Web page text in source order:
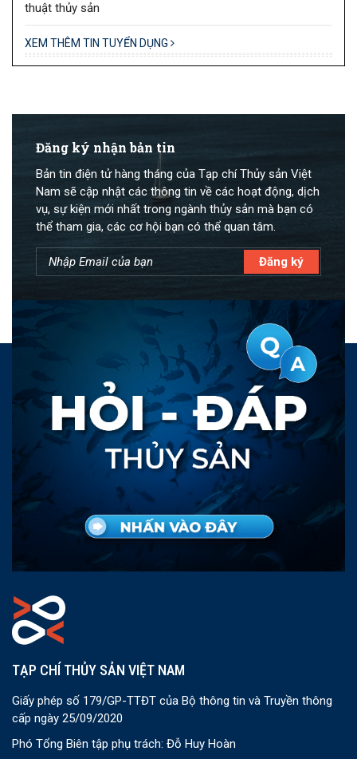
thuật thủy sản
XEM THÊM TIN TUYỂN DỤNG
Đăng ký nhận bản tin
Bản tin điện tử hàng tháng của Tạp chí Thủy sản Việt
Nam sẽ cập nhật các thông tin về các hoạt động, dịch
vụ, sự kiện mới nhất trong ngành thủy sản mà bạn có
thể tham gia, các cơ hội bạn có thể quan tâm.
TẠP CHÍ THỦY SẢN VIỆT NAM
Giấy phép số 179/GP-TTĐT của Bộ thông tin và Truyền thông
cấp ngày 25/09/2020
Phó Tổng Biên tập phụ trách: Đỗ Huy Hoàn